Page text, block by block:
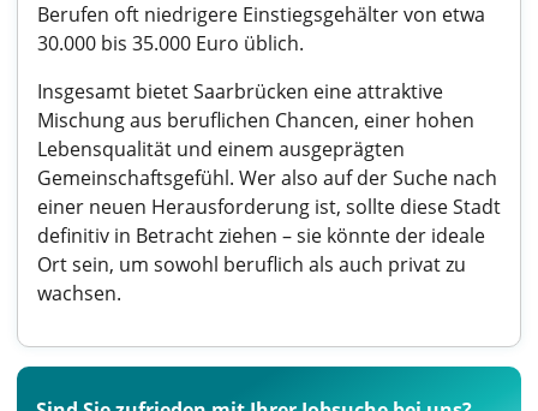
Berufen oft niedrigere Einstiegsgehälter von etwa
30.000 bis 35.000 Euro üblich.
Insgesamt bietet Saarbrücken eine attraktive
Mischung aus beruflichen Chancen, einer hohen
Lebensqualität und einem ausgeprägten
Gemeinschaftsgefühl. Wer also auf der Suche nach
einer neuen Herausforderung ist, sollte diese Stadt
definitiv in Betracht ziehen – sie könnte der ideale
Ort sein, um sowohl beruflich als auch privat zu
wachsen.